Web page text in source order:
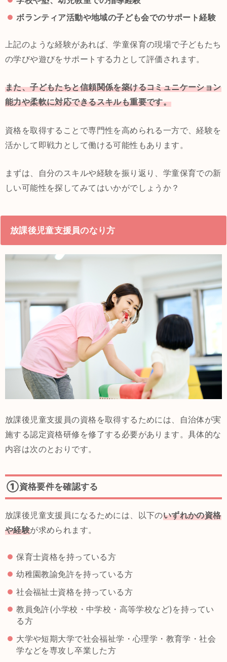
ボランティア活動や地域の子ども会でのサポート経験
上記のような経験があれば、学童保育の現場で子どもたち
の学びや遊びをサポートする力として評価されます。
また、子どもたちと信頼関係を築けるコミュニケーション
能力や柔軟に対応できるスキルも重要です。
資格を取得することで専門性を高められる一方で、経験を
活かして即戦力として働ける可能性もあります。
まずは、自分のスキルや経験を振り返り、学童保育での新
しい可能性を探してみてはいかがでしょうか？
放課後児童支援員のなり方
放課後児童支援員の資格を取得するためには、自治体が実
施する認定資格研修を修了する必要があります。具体的な
内容は次のとおりです。
①資格要件を確認する
放課後児童支援員になるためには、以下のいずれかの資格
や経験が求められます。
保育士資格を持っている方
幼稚園教諭免許を持っている方
社会福祉士資格を持っている方
教員免許(小学校・中学校・高等学校など)を持ってい
る方
大学や短期大学で社会福祉学・心理学・教育学・社会
学などを専攻し卒業した方